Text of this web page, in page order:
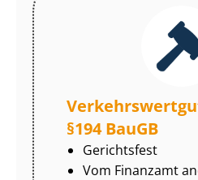
§194 BauGB
Gerichtsfest
Vom Finanzamt